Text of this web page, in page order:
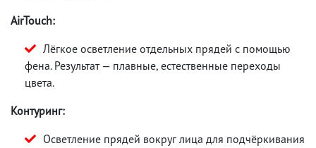
AirTouch:
Лёгкое осветление отдельных прядей с помощью
фена. Результат — плавные, естественные переходы
цвета.
Контуринг:
Осветление прядей вокруг лица для подчёркивания